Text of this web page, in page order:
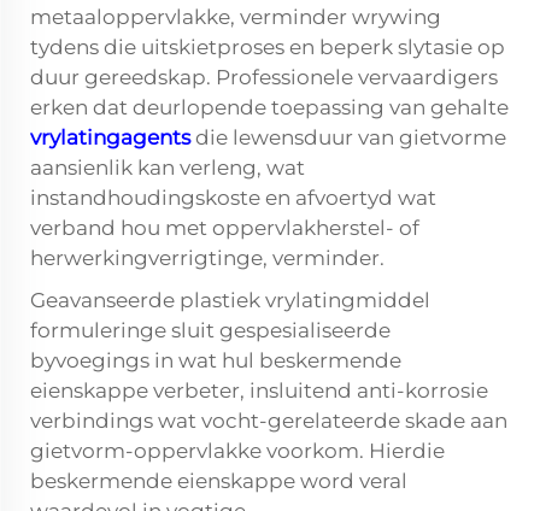
metaaloppervlakke, verminder wrywing
tydens die uitskietproses en beperk slytasie op
duur gereedskap. Professionele vervaardigers
erken dat deurlopende toepassing van gehalte
vrylatingagentsdie lewensduur van gietvorme
aansienlik kan verleng, wat
instandhoudingskoste en afvoertyd wat
verband hou met oppervlakherstel- of
herwerkingverrigtinge, verminder.
Geavanseerde plastiek vrylatingmiddel
formuleringe sluit gespesialiseerde
byvoegings in wat hul beskermende
eienskappe verbeter, insluitend anti-korrosie
verbindings wat vocht-gerelateerde skade aan
gietvorm-oppervlakke voorkom. Hierdie
beskermende eienskappe word veral